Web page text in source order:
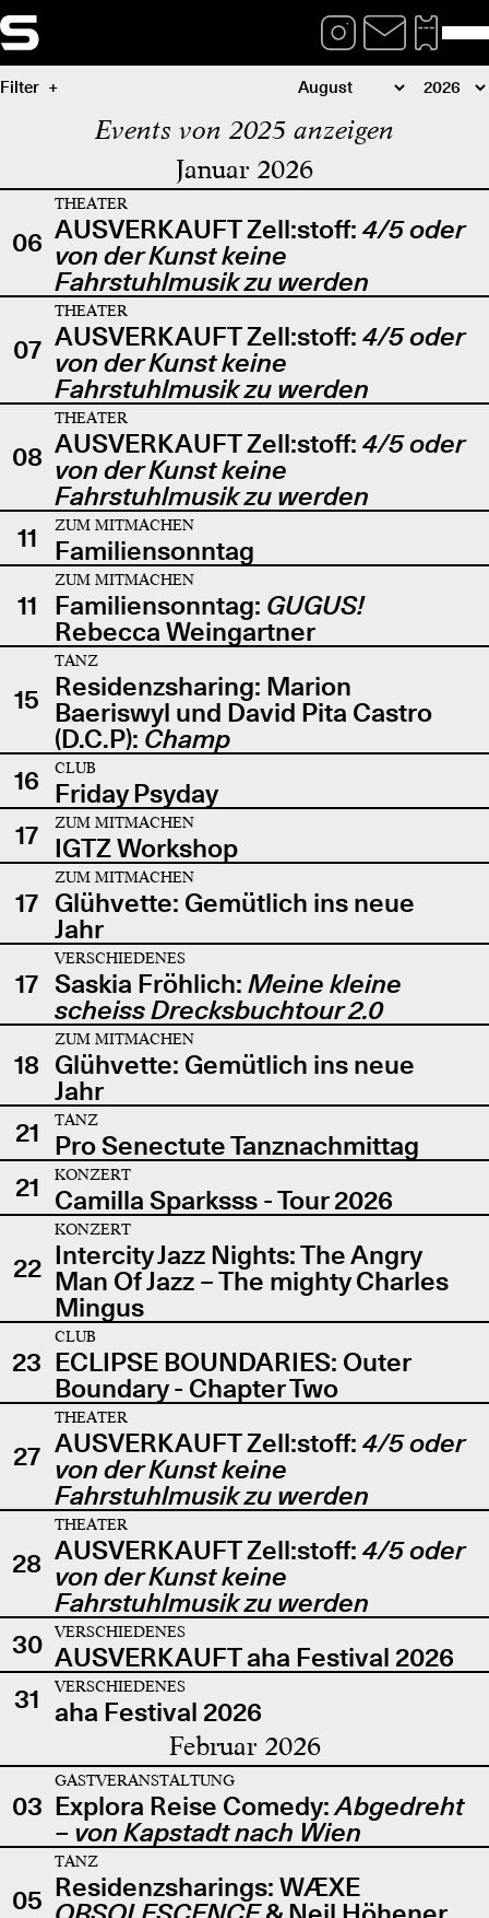
Filter
Events von 2025 anzeigen
Januar 2026
06
THEATER
AUSVERKAUFT Zell:stoff: 4/5 oder
von der Kunst keine
Fahrstuhlmusik zu werden
07
THEATER
AUSVERKAUFT Zell:stoff: 4/5 oder
von der Kunst keine
Fahrstuhlmusik zu werden
08
THEATER
AUSVERKAUFT Zell:stoff: 4/5 oder
von der Kunst keine
Fahrstuhlmusik zu werden
11
ZUM MITMACHEN
Familiensonntag
11
ZUM MITMACHEN
Familiensonntag: GUGUS!
Rebecca Weingartner
15
TANZ
Residenzsharing: Marion
Baeriswyl und David Pita Castro
(D.C.P): Champ
16
CLUB
Friday Psyday
17
ZUM MITMACHEN
IGTZ Workshop
17
ZUM MITMACHEN
Glühvette: Gemütlich ins neue
Jahr
17
VERSCHIEDENES
Saskia Fröhlich: Meine kleine
scheiss Drecksbuchtour 2.0
18
ZUM MITMACHEN
Glühvette: Gemütlich ins neue
Jahr
21
TANZ
Pro Senectute Tanznachmittag
21
KONZERT
Camilla Sparksss - Tour 2026
22
KONZERT
Intercity Jazz Nights: The Angry
Man Of Jazz – The mighty Charles
Mingus
23
CLUB
ECLIPSE BOUNDARIES: Outer
Boundary - Chapter Two
27
THEATER
AUSVERKAUFT Zell:stoff: 4/5 oder
von der Kunst keine
Fahrstuhlmusik zu werden
28
THEATER
AUSVERKAUFT Zell:stoff: 4/5 oder
von der Kunst keine
Fahrstuhlmusik zu werden
30
VERSCHIEDENES
AUSVERKAUFT aha Festival 2026
31
VERSCHIEDENES
aha Festival 2026
Februar 2026
03
GASTVERANSTALTUNG
Explora Reise Comedy:Abgedreht
– von Kapstadt nach Wien
05
TANZ
Residenzsharings: WÆXE